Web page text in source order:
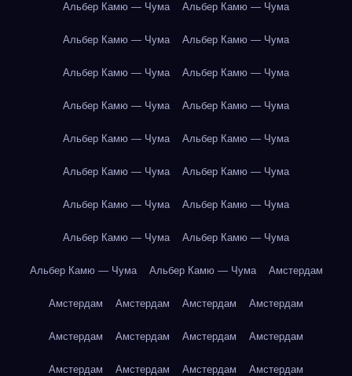
Альбер Камю — Чума Альбер Камю — Чума
Альбер Камю — Чума Альбер Камю — Чума
Альбер Камю — Чума Альбер Камю — Чума
Альбер Камю — Чума Альбер Камю — Чума
Альбер Камю — Чума Альбер Камю — Чума
Альбер Камю — Чума Альбер Камю — Чума
Альбер Камю — Чума Альбер Камю — Чума
Альбер Камю — Чума Альбер Камю — Чума
Альбер Камю — Чума Альбер Камю — Чума Амстердам
Амстердам Амстердам Амстердам Амстердам
Амстердам Амстердам Амстердам Амстердам
Амстердам Амстердам Амстердам Амстердам